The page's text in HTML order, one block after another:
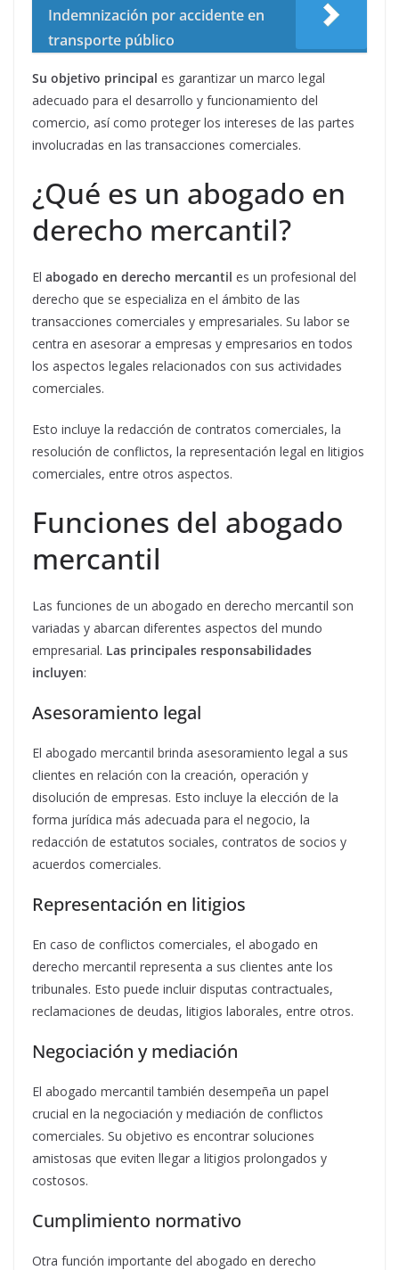
Indemnización por accidente en
transporte público
Su objetivo principal es garantizar un marco legal
adecuado para el desarrollo y funcionamiento del
comercio, así como proteger los intereses de las partes
involucradas en las transacciones comerciales.
¿Qué es un abogado en
derecho mercantil?
El abogado en derecho mercantil es un profesional del
derecho que se especializa en el ámbito de las
transacciones comerciales y empresariales. Su labor se
centra en asesorar a empresas y empresarios en todos
los aspectos legales relacionados con sus actividades
comerciales.
Esto incluye la redacción de contratos comerciales, la
resolución de conflictos, la representación legal en litigios
comerciales, entre otros aspectos.
Funciones del abogado
mercantil
Las funciones de un abogado en derecho mercantil son
variadas y abarcan diferentes aspectos del mundo
empresarial. Las principales responsabilidades
incluyen:
Asesoramiento legal
El abogado mercantil brinda asesoramiento legal a sus
clientes en relación con la creación, operación y
disolución de empresas. Esto incluye la elección de la
forma jurídica más adecuada para el negocio, la
redacción de estatutos sociales, contratos de socios y
acuerdos comerciales.
Representación en litigios
En caso de conflictos comerciales, el abogado en
derecho mercantil representa a sus clientes ante los
tribunales. Esto puede incluir disputas contractuales,
reclamaciones de deudas, litigios laborales, entre otros.
Negociación y mediación
El abogado mercantil también desempeña un papel
crucial en la negociación y mediación de conflictos
comerciales. Su objetivo es encontrar soluciones
amistosas que eviten llegar a litigios prolongados y
costosos.
Cumplimiento normativo
Otra función importante del abogado en derecho